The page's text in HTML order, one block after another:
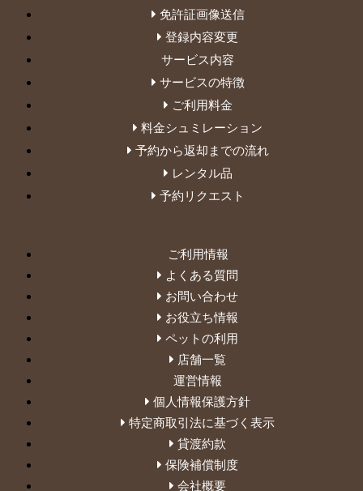
免許証画像送信
登録内容変更
サービス内容
サービスの特徴
ご利用料金
料金シュミレーション
予約から返却までの流れ
レンタル品
予約リクエスト
ご利用情報
よくある質問
お問い合わせ
お役立ち情報
ペットの利用
店舗一覧
運営情報
個人情報保護方針
特定商取引法に基づく表示
貸渡約款
保険補償制度
会社概要